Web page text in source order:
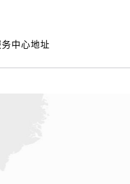
宁省铁岭市银州区南马路售后
京市东城区东长安街1号王
北省保定市竞秀区朝阳北大
蒙古自治区阿拉善盟市左旗
蒙古自治区巴彦淖尔市临河
中心地址